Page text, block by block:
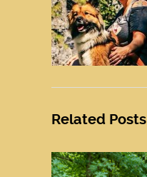
Related Posts